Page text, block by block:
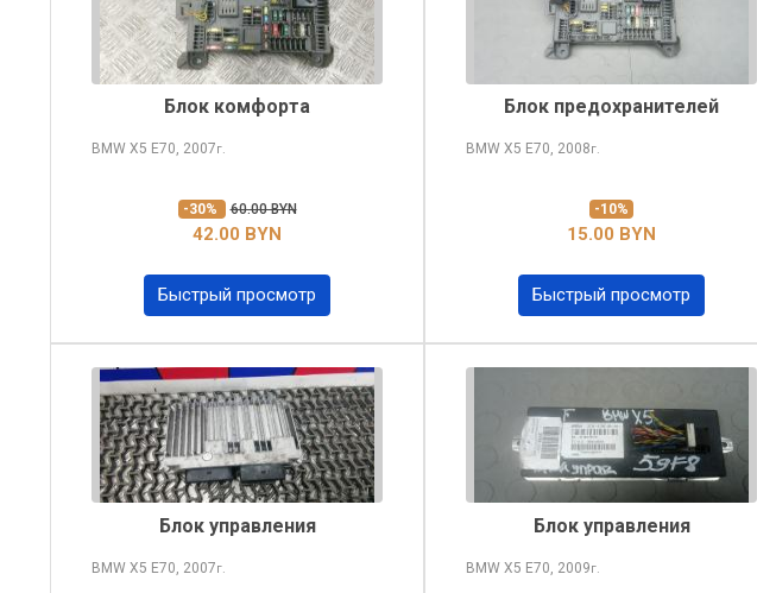
Блок комфорта
BMW X5 E70, 2007г.
-30% 60.00 BYN
42.00 BYN
Быстрый просмотр
Блок предохранителей
BMW X5 E70, 2008г.
-10%
15.00 BYN
Быстрый просмотр
Блок управления
BMW X5 E70, 2007г.
Блок управления
BMW X5 E70, 2009г.